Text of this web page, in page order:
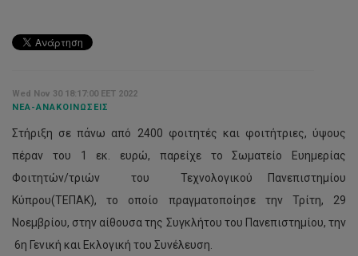
Wed Nov 30 18:17:00 EET 2022
ΝΈΑ-ΑΝΑΚΟΙΝΏΣΕΙΣ
Στήριξη σε πάνω από 2400 φοιτητές και φοιτήτριες, ύψους
πέραν του 1 εκ. ευρώ, παρείχε το Σωματείο Ευημερίας
Φοιτητών/τριών του Τεχνολογικού Πανεπιστημίου
Κύπρου(ΤΕΠΑΚ), το οποίο πραγματοποίησε την Τρίτη, 29
Νοεμβρίου, στην αίθουσα της Συγκλήτου του Πανεπιστημίου, την
6η Γενική και Εκλογική του Συνέλευση.